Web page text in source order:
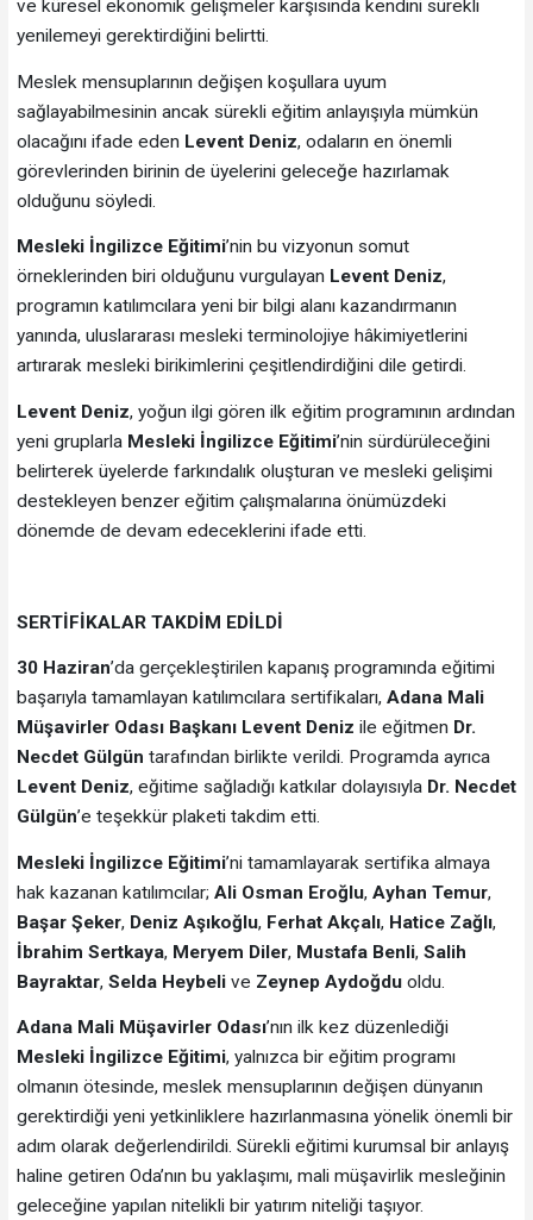
ve küresel ekonomik gelişmeler karşısında kendini sürekli
yenilemeyi gerektirdiğini belirtti.
Meslek mensuplarının değişen koşullara uyum
sağlayabilmesinin ancak sürekli eğitim anlayışıyla mümkün
olacağını ifade eden Levent Deniz, odaların en önemli
görevlerinden birinin de üyelerini geleceğe hazırlamak
olduğunu söyledi.
Mesleki İngilizce Eğitimi’nin bu vizyonun somut
örneklerinden biri olduğunu vurgulayan Levent Deniz,
programın katılımcılara yeni bir bilgi alanı kazandırmanın
yanında, uluslararası mesleki terminolojiye hâkimiyetlerini
artırarak mesleki birikimlerini çeşitlendirdiğini dile getirdi.
Levent Deniz, yoğun ilgi gören ilk eğitim programının ardından
yeni gruplarla Mesleki İngilizce Eğitimi’nin sürdürüleceğini
belirterek üyelerde farkındalık oluşturan ve mesleki gelişimi
destekleyen benzer eğitim çalışmalarına önümüzdeki
dönemde de devam edeceklerini ifade etti.
SERTİFİKALAR TAKDİM EDİLDİ
30 Haziran’da gerçekleştirilen kapanış programında eğitimi
başarıyla tamamlayan katılımcılara sertifikaları, Adana Mali
Müşavirler Odası Başkanı Levent Deniz ile eğitmen Dr.
Necdet Gülgün tarafından birlikte verildi. Programda ayrıca
Levent Deniz, eğitime sağladığı katkılar dolayısıyla Dr. Necdet
Gülgün’e teşekkür plaketi takdim etti.
Mesleki İngilizce Eğitimi’ni tamamlayarak sertifika almaya
hak kazanan katılımcılar; Ali Osman Eroğlu, Ayhan Temur,
Başar Şeker, Deniz Aşıkoğlu, Ferhat Akçalı, Hatice Zağlı,
İbrahim Sertkaya, Meryem Diler, Mustafa Benli, Salih
Bayraktar, Selda Heybelive Zeynep Aydoğduoldu.
Adana Mali Müşavirler Odası’nın ilk kez düzenlediği
Mesleki İngilizce Eğitimi, yalnızca bir eğitim programı
olmanın ötesinde, meslek mensuplarının değişen dünyanın
gerektirdiği yeni yetkinliklere hazırlanmasına yönelik önemli bir
adım olarak değerlendirildi. Sürekli eğitimi kurumsal bir anlayış
haline getiren Oda’nın bu yaklaşımı, mali müşavirlik mesleğinin
geleceğine yapılan nitelikli bir yatırım niteliği taşıyor.